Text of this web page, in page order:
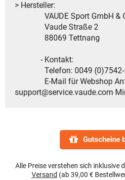
> Hersteller:
VAUDE Sport GmbH &
Vaude Straße 2
88069 Tettnang
- Kontakt:
Telefon: 0049 (0)7542-
E-Mail für Webshop
support@service.vaude.com
Gutscheine
Alle Preise verstehen sich inklusive
Versand (ab 39,00 €